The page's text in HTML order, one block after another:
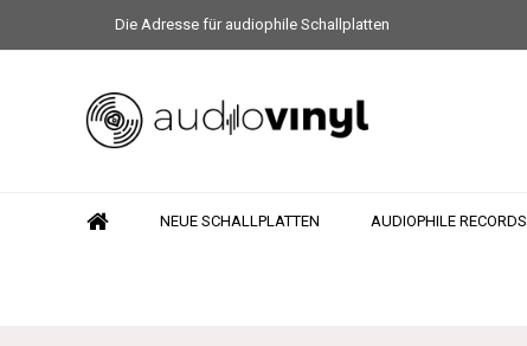
Die Adresse für audiophile Schallplatten
NEUE SCHALLPLATTEN AUDIOPHILE RECORDS